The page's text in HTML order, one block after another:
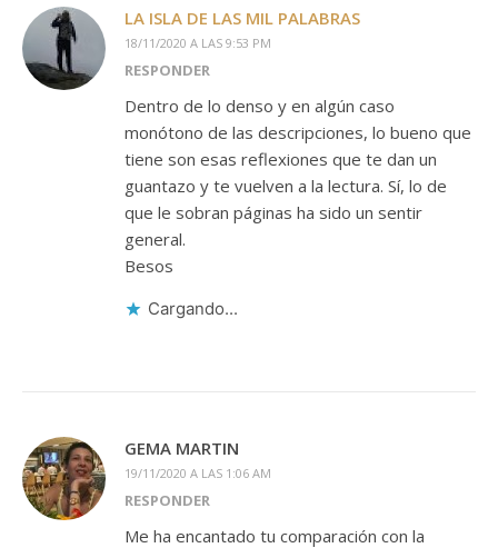
LA ISLA DE LAS MIL PALABRAS
18/11/2020 A LAS 9:53 PM
RESPONDER
Dentro de lo denso y en algún caso
monótono de las descripciones, lo bueno que
tiene son esas reflexiones que te dan un
guantazo y te vuelven a la lectura. Sí, lo de
que le sobran páginas ha sido un sentir
general.
Besos
Cargando...
GEMA MARTIN
19/11/2020 A LAS 1:06 AM
RESPONDER
Me ha encantado tu comparación con la